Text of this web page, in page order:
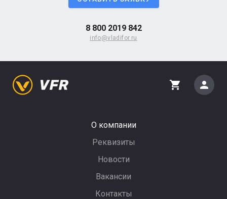
8 800 2019 842
info@vladifor.ru
О компании
Реквизиты
Новости
Вакансии
Контакты
shopping_cart person